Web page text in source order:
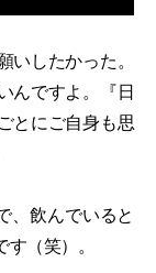
いしたかった。
んですよ。『日
とにご自身も思
、飲んでいると
（笑）。